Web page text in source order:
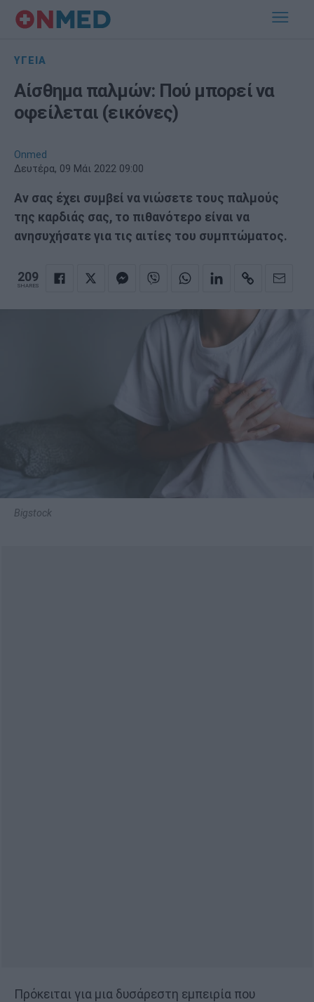
ΥΓΕΙΑ
Αίσθημα παλμών: Πού μπορεί να
οφείλεται (εικόνες)
Onmed
Δευτέρα, 09 Μάι 2022 09:00
Αν σας έχει συμβεί να νιώσετε τους παλμούς
της καρδιάς σας, το πιθανότερο είναι να
ανησυχήσατε για τις αιτίες του συμπτώματος.
209
SHARES
Bigstock
Πρόκειται για μια δυσάρεστη εμπειρία που